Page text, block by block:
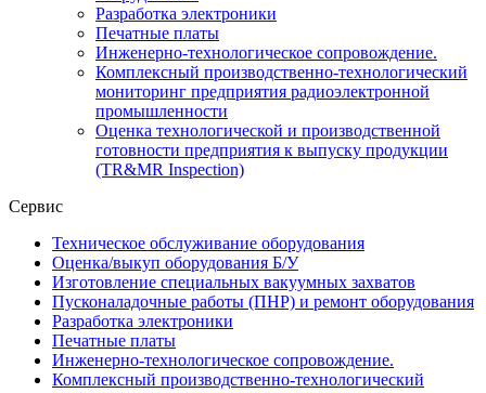
Разработка электроники
Печатные платы
Инженерно-технологическое сопровождение.
Комплексный производственно-технологический
мониторинг предприятия радиоэлектронной
промышленности
Оценка технологической и производственной
готовности предприятия к выпуску продукции
(TR&MR Inspection)
Сервис
Техническое обслуживание оборудования
Оценка/выкуп оборудования Б/У
Изготовление специальных вакуумных захватов
Пусконаладочные работы (ПНР) и ремонт оборудования
Разработка электроники
Печатные платы
Инженерно-технологическое сопровождение.
Комплексный производственно-технологический